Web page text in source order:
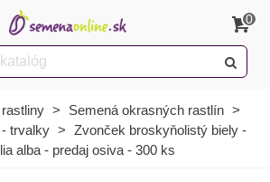
0
> Semená okrasných rastlín >
trvalky > Zvonček broskyňolistý biely -
alba - predaj osiva - 300 ks